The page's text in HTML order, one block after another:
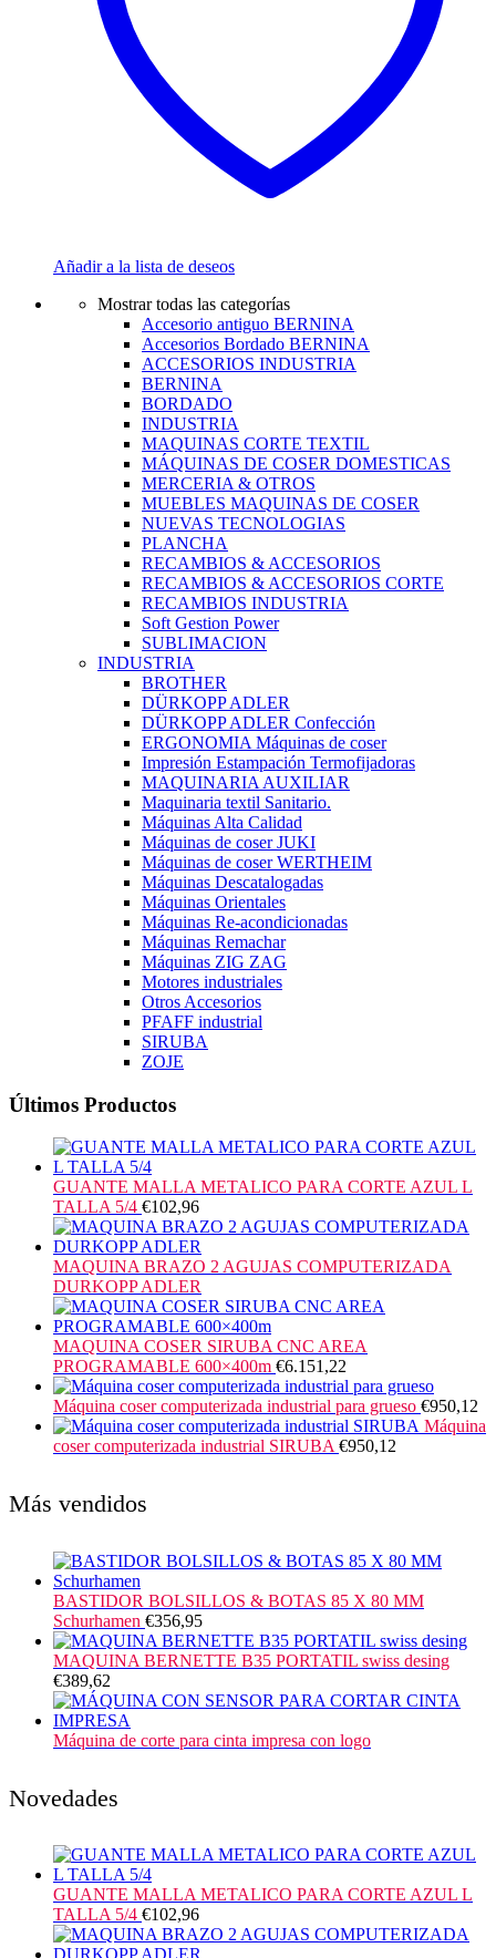
Añadir a la lista de deseos
Mostrar todas las categorías
Accesorio antiguo BERNINA
Accesorios Bordado BERNINA
ACCESORIOS INDUSTRIA
BERNINA
BORDADO
INDUSTRIA
MAQUINAS CORTE TEXTIL
MÁQUINAS DE COSER DOMESTICAS
MERCERIA & OTROS
MUEBLES MAQUINAS DE COSER
NUEVAS TECNOLOGIAS
PLANCHA
RECAMBIOS & ACCESORIOS
RECAMBIOS & ACCESORIOS CORTE
RECAMBIOS INDUSTRIA
Soft Gestion Power
SUBLIMACION
INDUSTRIA
BROTHER
DÜRKOPP ADLER
DÜRKOPP ADLER Confección
ERGONOMIA Máquinas de coser
Impresión Estampación Termofijadoras
MAQUINARIA AUXILIAR
Maquinaria textil Sanitario.
Máquinas Alta Calidad
Máquinas de coser JUKI
Máquinas de coser WERTHEIM
Máquinas Descatalogadas
Máquinas Orientales
Máquinas Re-acondicionadas
Máquinas Remachar
Máquinas ZIG ZAG
Motores industriales
Otros Accesorios
PFAFF industrial
SIRUBA
ZOJE
Últimos Productos
GUANTE MALLA METALICO PARA CORTE AZUL L
TALLA 5/4 €102,96
MAQUINA BRAZO 2 AGUJAS COMPUTERIZADA
DURKOPP ADLER
MAQUINA COSER SIRUBA CNC AREA
PROGRAMABLE 600×400m €6.151,22
Máquina coser computerizada industrial para grueso €950,12
Máquina
coser computerizada industrial SIRUBA €950,12
Más vendidos
BASTIDOR BOLSILLOS & BOTAS 85 X 80 MM
Schurhamen €356,95
MAQUINA BERNETTE B35 PORTATIL swiss desing
€389,62
Máquina de corte para cinta impresa con logo
Novedades
GUANTE MALLA METALICO PARA CORTE AZUL L
TALLA 5/4 €102,96